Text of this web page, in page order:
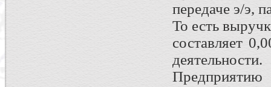
передаче э/э,
То есть
составляет
деятельности.